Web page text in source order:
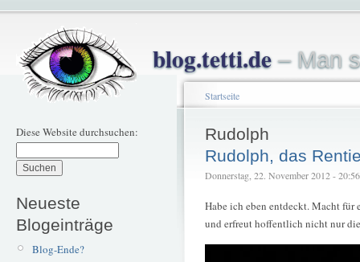
blog.tetti.de– Man
Diese Website durchsuchen:
Neueste
Blogeinträge
Blog-Ende?
Startseite
Rudolph
Rudolph, das
Donnerstag, 22. November 2012 -
Habe ich eben entdeckt. Macht für
und erfreut hoffentlich nicht nur